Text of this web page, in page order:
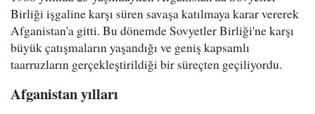
Birliği işgaline karşı süren savaşa katılmaya karar vererek
Afganistan'a gitti. Bu dönemde Sovyetler Birliği'ne karşı
büyük çatışmaların yaşandığı ve geniş kapsamlı
taarruzların gerçekleştirildiği bir süreçten geçiliyordu.
Afganistan yılları